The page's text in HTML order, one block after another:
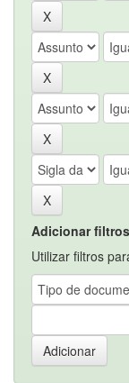
Adicionar
Utilizar filtros